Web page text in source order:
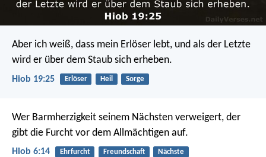
Aber ich weiß, dass mein Erlöser lebt, und als der Letzte
wird er über dem Staub sich erheben.
Hiob 19:25 Erlöser Heil Sorge
Wer Barmherzigkeit seinem Nächsten verweigert, der
gibt die Furcht vor dem Allmächtigen auf.
Hiob 6:14 Ehrfurcht Freundschaft Nächste